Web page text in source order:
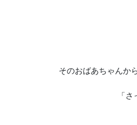
そのおばあちゃんか
「